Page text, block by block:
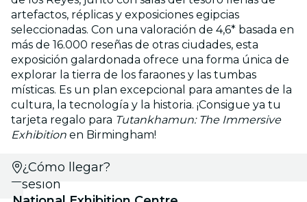
artefactos, réplicas y exposiciones egipcias
seleccionadas. Con una valoración de 4,6* basada en
más de 16.000 reseñas de otras ciudades, esta
exposición galardonada ofrece una forma única de
explorar la tierra de los faraones y las tumbas
místicas. Es un plan excepcional para amantes de la
cultura, la tecnología y la historia. ¡Consigue ya tu
tarjeta regalo para Tutankhamun: The Immersive
Exhibition en Birmingham!
Selecciona
sesión
¿Cómo llegar?